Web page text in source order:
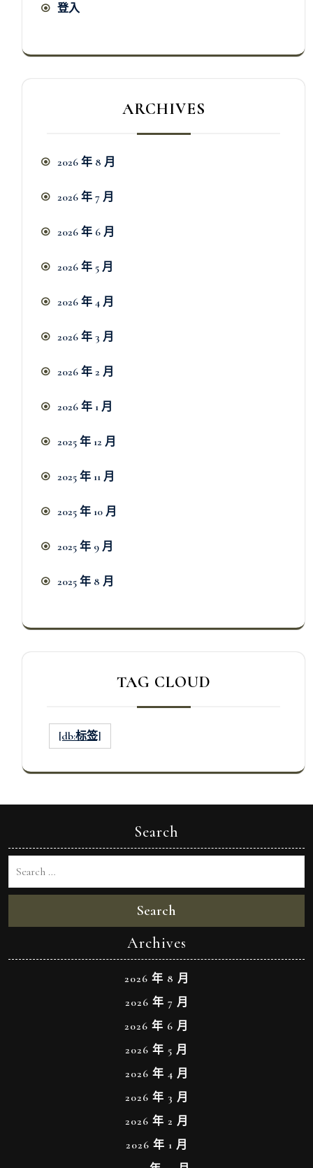
登入
ARCHIVES
2026 年 8 月
2026 年 7 月
2026 年 6 月
2026 年 5 月
2026 年 4 月
2026 年 3 月
2026 年 2 月
2026 年 1 月
2025 年 12 月
2025 年 11 月
2025 年 10 月
2025 年 9 月
2025 年 8 月
TAG CLOUD
[db:标签]
Search
Search
Archives
2026 年 8 月
2026 年 7 月
2026 年 6 月
2026 年 5 月
2026 年 4 月
2026 年 3 月
2026 年 2 月
2026 年 1 月